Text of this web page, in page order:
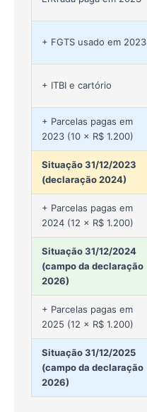
+ FGTS usado em 2023
+ ITBI e cartório
+ Parcelas pagas em
2023 (10 × R$ 1.200)
Situação 31/12/2023
(declaração 2024)
+ Parcelas pagas em
2024 (12 × R$ 1.200)
Situação 31/12/2024
(campo da declaração
2026)
+ Parcelas pagas em
2025 (12 × R$ 1.200)
Situação 31/12/2025
(campo da declaração
2026)